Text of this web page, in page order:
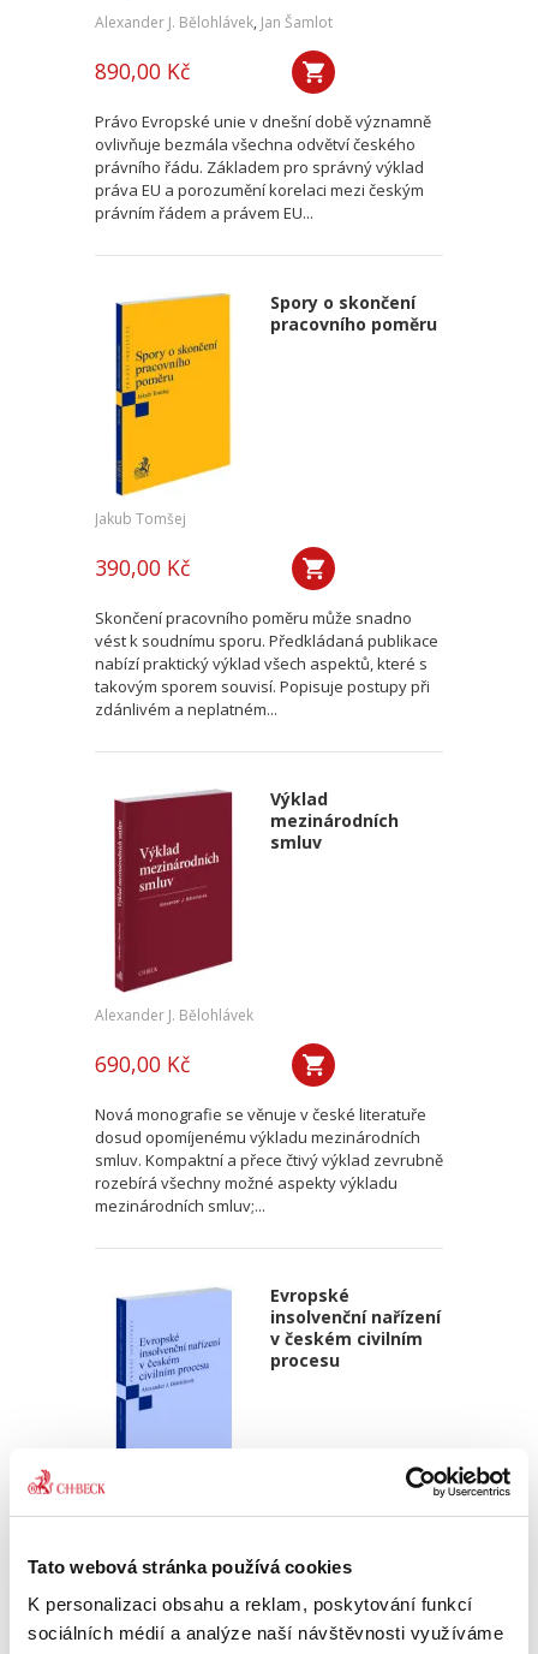
Tato webová stránka používá cookies
K personalizaci obsahu a reklam, poskytování funkcí
sociálních médií a analýze naší návštěvnosti využíváme
Alexander J. Bělohlávek, Jan Šamlot
890,00 Kč
Právo Evropské unie v dnešní době významně
ovlivňuje bezmála všechna odvětví českého
právního řádu. Základem pro správný výklad
práva EU a porozumění korelaci mezi českým
právním řádem a právem EU...
Spory o skončení
pracovního poměru
Jakub Tomšej
390,00 Kč
Skončení pracovního poměru může snadno
vést k soudnímu sporu. Předkládaná publikace
nabízí praktický výklad všech aspektů, které s
takovým sporem souvisí. Popisuje postupy při
zdánlivém a neplatném...
Výklad
mezinárodních
smluv
Alexander J. Bělohlávek
690,00 Kč
Nová monografie se věnuje v české literatuře
dosud opomíjenému výkladu mezinárodních
smluv. Kompaktní a přece čtivý výklad zevrubně
rozebírá všechny možné aspekty výkladu
mezinárodních smluv;...
Evropské
insolvenční nařízení
v českém civilním
procesu
Alexander J. Bělohlávek
690,00 Kč
Publikace navazuje na druhé vydání autorova
podrobného komentáře k Nařízení 2015/848 o